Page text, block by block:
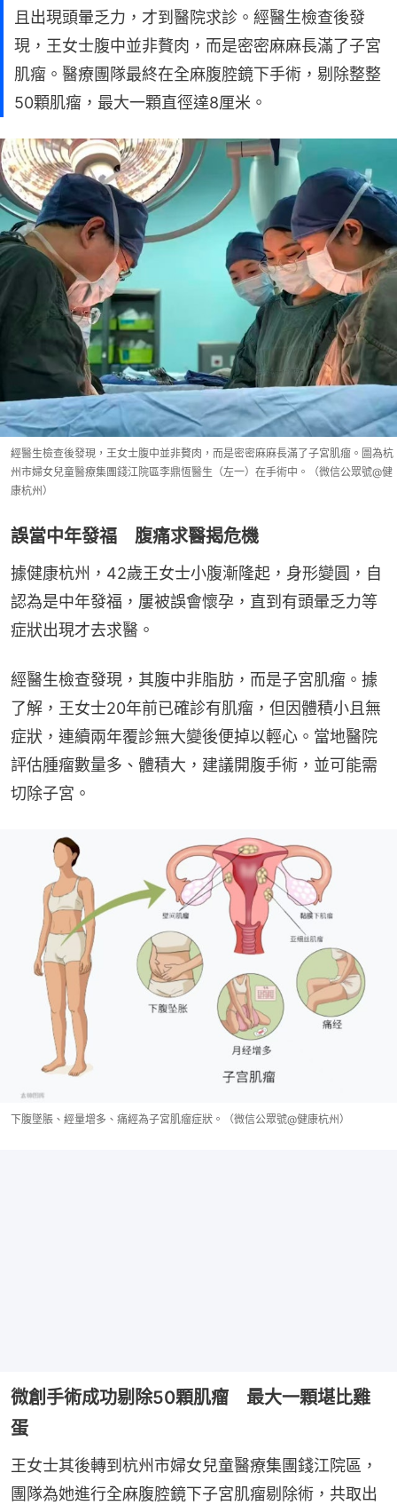
且出現頭暈乏力，才到醫院求診。經醫生檢查後發
現，王女士腹中並非贅肉，而是密密麻麻長滿了子宮
肌瘤。醫療團隊最終在全麻腹腔鏡下手術，剔除整整
50顆肌瘤，最大一顆直徑達8厘米。
經醫生檢查後發現，王女士腹中並非贅肉，而是密密麻麻長滿了子宮肌瘤。圖為杭
州市婦女兒童醫療集團錢江院區李鼎恆醫生（左一）在手術中。（微信公眾號@健
康杭州）
誤當中年發福 腹痛求醫揭危機
據健康杭州，42歲王女士小腹漸隆起，身形變圓，自
認為是中年發福，屢被誤會懷孕，直到有頭暈乏力等
症狀出現才去求醫。
經醫生檢查發現，其腹中非脂肪，而是子宮肌瘤。據
了解，王女士20年前已確診有肌瘤，但因體積小且無
症狀，連續兩年覆診無大變後便掉以輕心。當地醫院
評估腫瘤數量多、體積大，建議開腹手術，並可能需
切除子宮。
下腹墜脹、經量增多、痛經為子宮肌瘤症狀。（微信公眾號@健康杭州）
微創手術成功剔除50顆肌瘤 最大一顆堪比雞
蛋
王女士其後轉到杭州市婦女兒童醫療集團錢江院區，
團隊為她進行全麻腹腔鏡下子宮肌瘤剔除術，共取出